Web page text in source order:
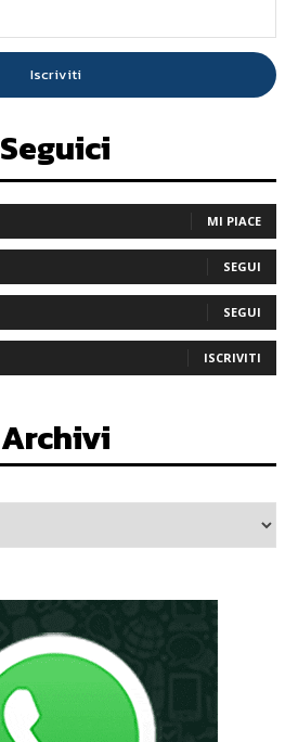
Iscriviti
Seguici
MI PIACE
SEGUI
SEGUI
ISCRIVITI
Archivi